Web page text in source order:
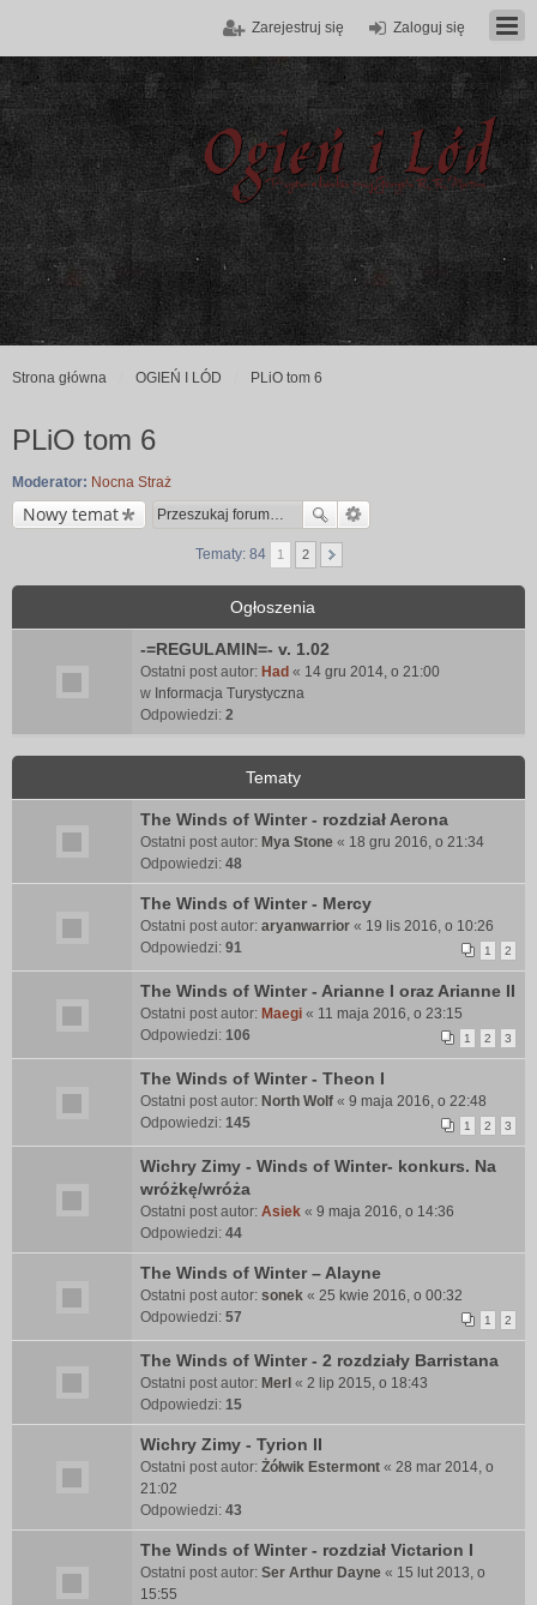
Zaloguj się
Zarejestruj się
Strona główna OGIEŃ I LÓD PLiO tom 6
PLiO tom 6
Moderator: Nocna Straż
Nowy temat
Tematy: 84 1 2
Ogłoszenia
-=REGULAMIN=- v. 1.02
Ostatni post autor: Had « 14 gru 2014, o 21:00
w Informacja Turystyczna
Odpowiedzi: 2
Tematy
The Winds of Winter - rozdział Aerona
Ostatni post autor: Mya Stone « 18 gru 2016, o 21:34
Odpowiedzi: 48
The Winds of Winter - Mercy
Ostatni post autor: aryanwarrior « 19 lis 2016, o 10:26
Odpowiedzi: 91 1 2
The Winds of Winter - Arianne I oraz Arianne II
Ostatni post autor: Maegi « 11 maja 2016, o 23:15
Odpowiedzi: 106 1 2 3
The Winds of Winter - Theon I
Ostatni post autor: North Wolf « 9 maja 2016, o 22:48
Odpowiedzi: 145 1 2 3
Wichry Zimy - Winds of Winter- konkurs. Na
wróżkę/wróża
Ostatni post autor: Asiek « 9 maja 2016, o 14:36
Odpowiedzi: 44
The Winds of Winter – Alayne
Ostatni post autor: sonek « 25 kwie 2016, o 00:32
Odpowiedzi: 57 1 2
The Winds of Winter - 2 rozdziały Barristana
Ostatni post autor: Merl « 2 lip 2015, o 18:43
Odpowiedzi: 15
Wichry Zimy - Tyrion II
Ostatni post autor: Żółwik Estermont « 28 mar 2014, o
21:02
Odpowiedzi: 43
The Winds of Winter - rozdział Victarion I
Ostatni post autor: Ser Arthur Dayne « 15 lut 2013, o
15:55